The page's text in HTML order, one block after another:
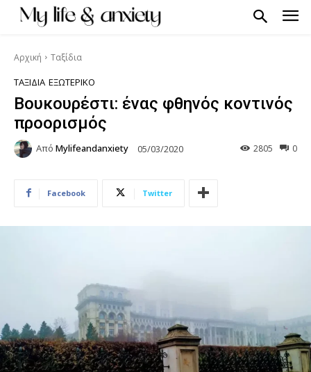
Αρχική Ταξίδια
ΤΑΞΊΔΙΑ ΕΞΩΤΕΡΙΚΌ
Βουκουρέστι: ένας φθηνός κοντινός
προορισμός
Από Mylifeandanxiety 05/03/2020 0
2805
Facebook Twitter